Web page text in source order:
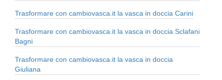
Trasformare con cambiovasca.it la vasca in doccia Carini
Trasformare con cambiovasca.it la vasca in doccia Sclafani
Bagni
Trasformare con cambiovasca.it la vasca in doccia
Giuliana